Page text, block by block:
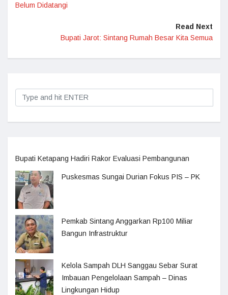
Belum Didatangi
Read Next
Bupati Jarot: Sintang Rumah Besar Kita Semua
Bupati Ketapang Hadiri Rakor Evaluasi Pembangunan
Puskesmas Sungai Durian Fokus PIS – PK
Pemkab Sintang Anggarkan Rp100 Miliar
Bangun Infrastruktur
Kelola Sampah DLH Sanggau Sebar Surat
Imbauan Pengelolaan Sampah – Dinas
Lingkungan Hidup